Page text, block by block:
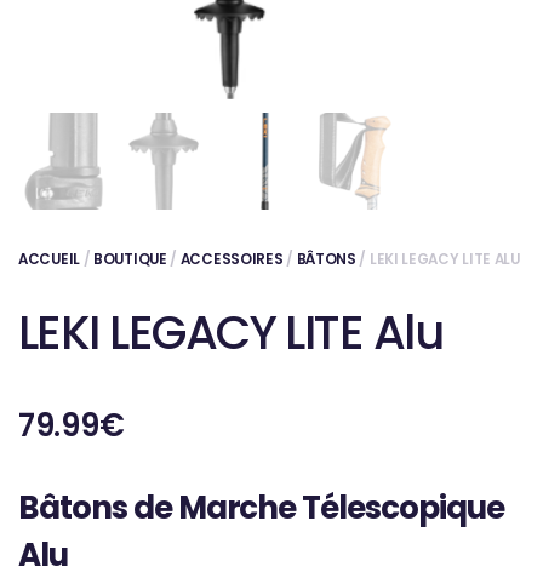
ACCUEIL/ BOUTIQUE / ACCESSOIRES / BÂTONS / LEKI LEGACY LITE ALU
LEKI LEGACY LITE Alu
79.99€
Bâtons de Marche Télescopique
Alu